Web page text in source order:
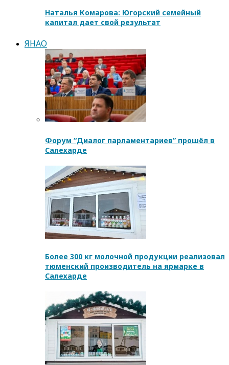
Наталья Комарова: Югорский семейный
капитал дает свой результат
ЯНАО
Форум “Диалог парламентариев” прошёл в
Салехарде
Более 300 кг молочной продукции реализовал
тюменский производитель на ярмарке в
Салехарде